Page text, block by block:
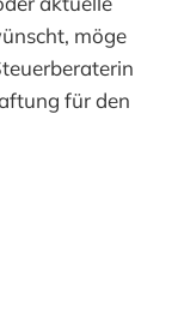
möge
für den